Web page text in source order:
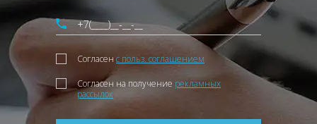
Согласен с польз. соглашением
Согласен на получение рекламных
рассылок